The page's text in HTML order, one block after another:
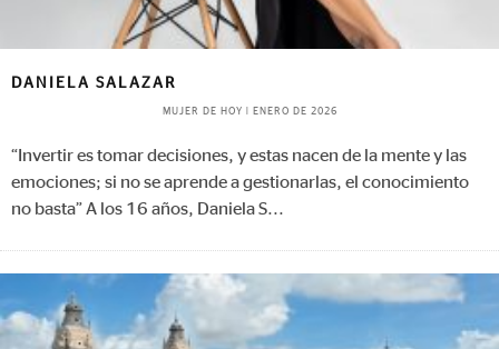
DANIELA SALAZAR
MUJER DE HOY ENERO DE 2026
“Invertir es tomar decisiones, y estas nacen de la mente y las
emociones; si no se aprende a gestionarlas, el conocimiento
no basta” A los 16 años, Daniela S...